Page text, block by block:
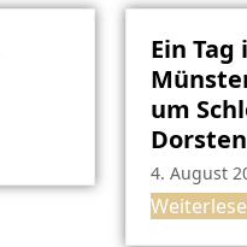
Ein
um
Dorsten
4. August